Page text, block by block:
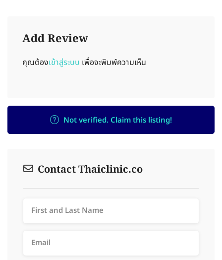
Add Review
คุณต้องเข้าสู่ระบบ เพื่อจะพิมพ์ความเห็น
Not verified. Claim this listing!
Contact Thaiclinic.co